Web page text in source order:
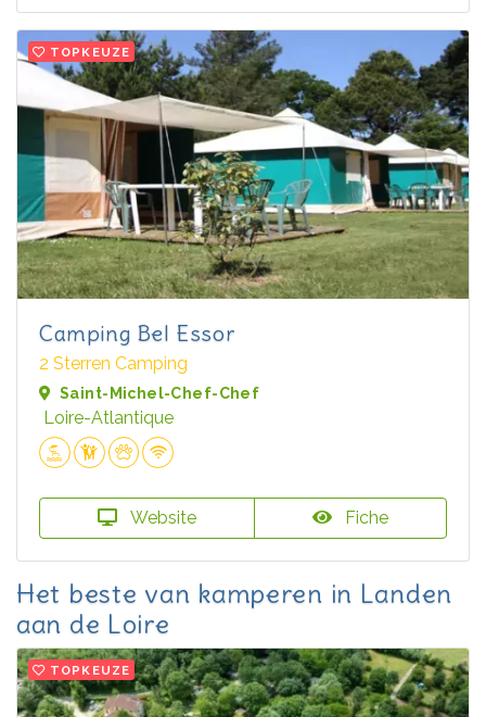
TOPKEUZE
Camping Bel Essor
2 Sterren Camping
Saint-Michel-Chef-Chef
Loire-Atlantique
Website Fiche
Het beste van kamperen in Landen
aan de Loire
TOPKEUZE